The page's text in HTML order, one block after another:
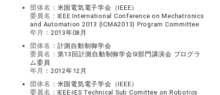
団体名： 米国電気電子学会（IEEE）
委員名： IEEE International Conference on Mechatronics
and Automation 2013 (ICMA2013) Program Committee
年月： 2013年08月
団体名： 計測自動制御学会
委員名： 第13回計測自動制御学会SI部門講演会 プログラ
ム委員
年月： 2012年12月
団体名： 米国電気電子学会（IEEE）
委員名： IEEE-IES Technical Sub Comittee on Robotics